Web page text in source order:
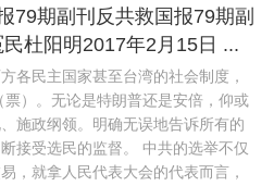
79期副刊反共救国报79期副
杜阳明2017年2月15日 ...
各民主国家甚至台湾的社会制度，
）。无论是特朗普还是安倍，仰或
施政纲领。明确无误地告诉所有的
接受选民的监督。 中共的选举不仅
，就拿人民代表大会的代表而言，